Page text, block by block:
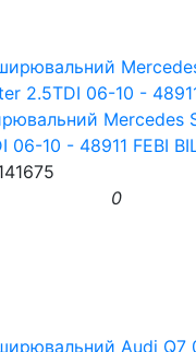
Mercedes
06-10 - 48911 FEBI
0